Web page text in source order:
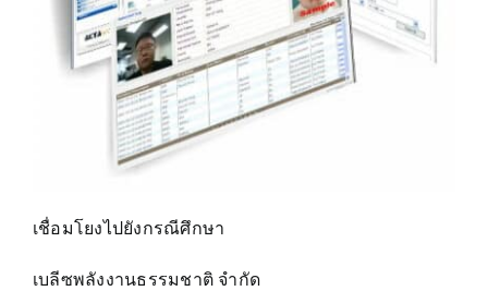
เชื่อมโยงไปยังกรณีศึกษา
เบลีซพลังงานธรรมชาติ จำกัด